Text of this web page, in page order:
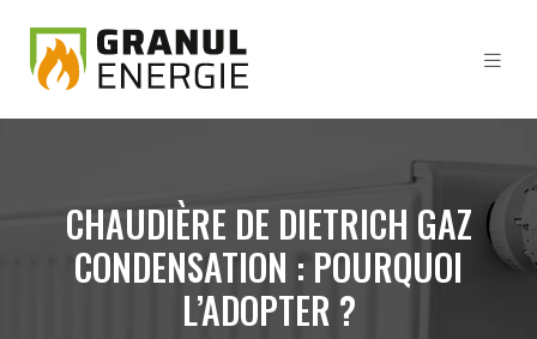
CHAUDIÈRE DE DIETRICH GAZ
CONDENSATION : POURQUOI
L’ADOPTER ?